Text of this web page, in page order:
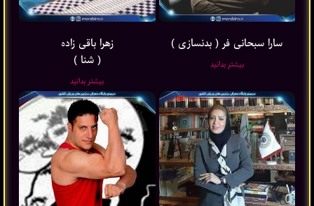
سارا سبحانی فر ( بدنسازی )
بیشتر بدانید
زهرا باقی ‌زاده
( شنا )
بیشتر بدانید